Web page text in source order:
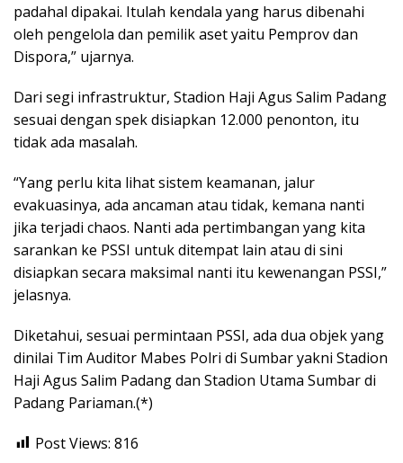
padahal dipakai. Itulah kendala yang harus dibenahi
oleh pengelola dan pemilik aset yaitu Pemprov dan
Dispora,” ujarnya.
Dari segi infrastruktur, Stadion Haji Agus Salim Padang
sesuai dengan spek disiapkan 12.000 penonton, itu
tidak ada masalah.
“Yang perlu kita lihat sistem keamanan, jalur
evakuasinya, ada ancaman atau tidak, kemana nanti
jika terjadi chaos. Nanti ada pertimbangan yang kita
sarankan ke PSSI untuk ditempat lain atau di sini
disiapkan secara maksimal nanti itu kewenangan PSSI,”
jelasnya.
Diketahui, sesuai permintaan PSSI, ada dua objek yang
dinilai Tim Auditor Mabes Polri di Sumbar yakni Stadion
Haji Agus Salim Padang dan Stadion Utama Sumbar di
Padang Pariaman.(*)
Post Views: 816